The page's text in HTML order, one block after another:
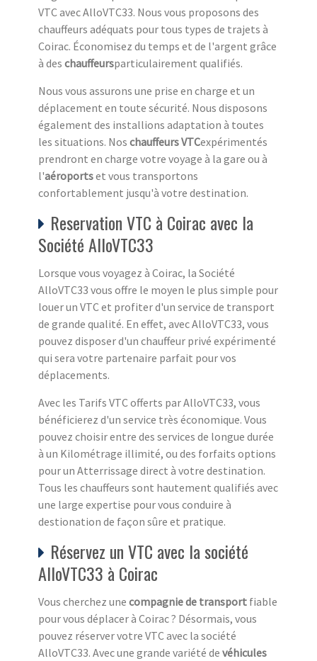
VTC avec AlloVTC33. Nous vous proposons des
chauffeurs adéquats pour tous types de trajets à
Coirac. Économisez du temps et de l'argent grâce
à des chauffeursparticulairement qualifiés.
Nous vous assurons une prise en charge et un
déplacement en toute sécurité. Nous disposons
également des installions adaptation à toutes
les situations. Nos chauffeurs VTCexpérimentés
prendront en charge votre voyage à la gare ou à
l'aéroportset vous transportons
confortablement jusqu'à votre destination.
Reservation VTC à Coirac avec la
Société AlloVTC33
Lorsque vous voyagez à Coirac, la Société
AlloVTC33 vous offre le moyen le plus simple pour
louer un VTC et profiter d'un service de transport
de grande qualité. En effet, avec AlloVTC33, vous
pouvez disposer d'un chauffeur privé expérimenté
qui sera votre partenaire parfait pour vos
déplacements.
Avec les Tarifs VTC offerts par AlloVTC33, vous
bénéficierez d'un service très économique. Vous
pouvez choisir entre des services de longue durée
à un Kilométrage illimité, ou des forfaits options
pour un Atterrissage direct à votre destination.
Tous les chauffeurs sont hautement qualifiés avec
une large expertise pour vous conduire à
destionation de façon sûre et pratique.
Réservez un VTC avec la société
AlloVTC33 à Coirac
Vous cherchez une compagnie de transport fiable
pour vous déplacer à Coirac ? Désormais, vous
pouvez réserver votre VTC avec la société
AlloVTC33. Avec une grande variété de véhicules